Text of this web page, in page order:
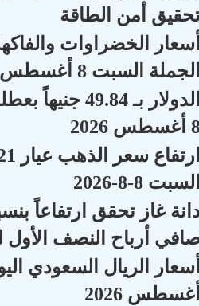
أمن الطاقة
الخضراوات
السبت 8 أغسطس 2026
الدولار بـ
2026
8-8-2026
أرباح النصف الأول لـ
2026